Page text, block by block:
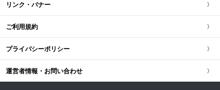
立川・八王子・町田
和歌山県
三重県
山梨県
長野県
石川県
鳥取県
島根県
山口県
香川県
熊本県
佐賀県
長崎県
大分県
リンク・バナー
ご利用規約
プライバシーポリシー
運営者情報・お問い合わせ